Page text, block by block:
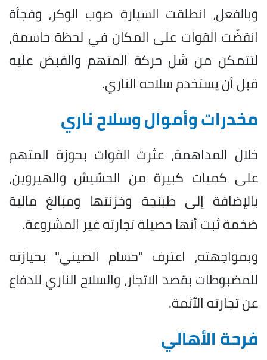
وبالفعل، انطلقت السيارة صوب الوكر، وفجأة
انقضّت القوات على المكان في لحظة حاسمة،
لتتمكن من شل حركة المتهم والقبض عليه
قبل أن يستخدم سلاحه الناري.
مخدرات وأموال وسلاح ناري
خلال المداهمة، عثرت القوات بحوزة المتهم
على كميات كبيرة من الحشيش والهيروين،
بالإضافة إلى طبنجة وخزنتها ومبالغ مالية
ضخمة ثبت أنها حصيلة تجارته غير المشروعة.
وبمواجهته، اعترف "حسام الصيني" بحيازته
للمضبوطات بقصد الاتجار، والسلاح الناري للدفاع
عن تجارته الآثمة.
فرحة الأهالي